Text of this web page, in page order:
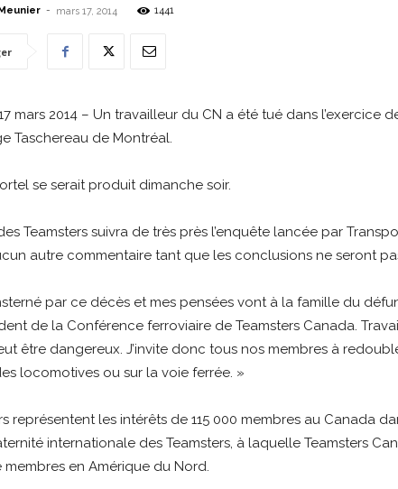
- mars 17, 2014 1441
mars 2014 – Un travailleur du CN a été tué dans l’exercice
Taschereau de Montréal.
se serait produit dimanche soir.
Teamsters suivra de très près l’enquête lancée par
autre commentaire tant que les conclusions ne seront
par ce décès et mes pensées vont à la famille du
de la Conférence ferroviaire de Teamsters Canada.
être dangereux. J’invite donc tous nos membres à
locomotives ou sur la voie ferrée. »
représentent les intérêts de 115 000 membres au Canada
internationale des Teamsters, à laquelle Teamsters
membres en Amérique du Nord.